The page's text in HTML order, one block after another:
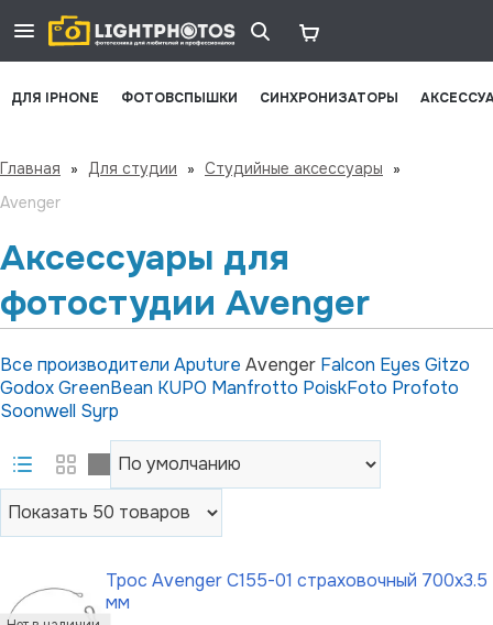
ДЛЯ IPHONE ФОТОВСПЫШКИ СИНХРОНИЗАТОРЫ
Главная » Для студии » Студийные аксессуары
»
Avenger
Аксессуары для
фотостудии Avenger
Все производители Aputure Avenger Falcon Eyes Gitzo
GodoxGreenBean KUPO Manfrotto PoiskFoto Profoto
Soonwell Syrp
Трос Avenger C155-01 страховочный 700x3.5
мм